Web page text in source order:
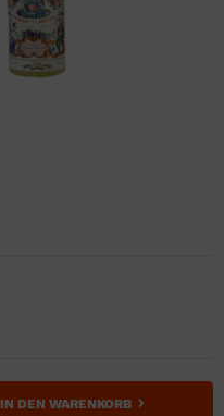
IN DEN WARENKORB